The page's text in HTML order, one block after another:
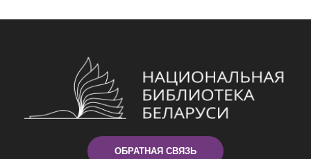
ОБРАТНАЯ СВЯЗЬ